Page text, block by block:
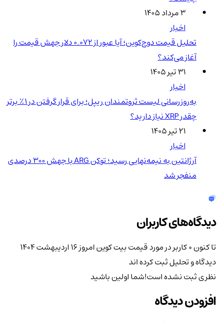
۳ مرداد ۱۴۰۵
اخبار
تحلیل قیمت دوج‌کوین؛ آیا عبور از ۰.۰۷۲ دلار جهش قیمت را
آغاز می‌کند؟
۳۱ تیر ۱۴۰۵
اخبار
به‌روزرسانی لیست ثروتمندان ریپل؛ برای قرار گرفتن در ۱٪ برتر
چقدر XRP نیاز دارید؟
۲۱ تیر ۱۴۰۵
اخبار
آرژانتین به نیمه‌نهایی رسید؛ توکن ARG با جهش ۳۰۰ درصدی
منفجر شد
دیدگاه‌های کاربران
تا کنون 0 کاربر در مورد
قیمت بیت کوین امروز ۱۶ اردیبهشت ۱۴۰۴
دیدگاه و تحلیل ثبت کرده اند
نظری ثبت نشده است!شما اولین باشید
افزودن دیدگاه